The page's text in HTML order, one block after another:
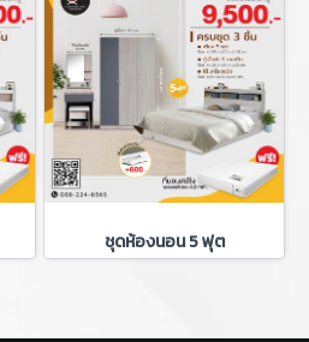
ชุดห้องนอน 5 ฟุต